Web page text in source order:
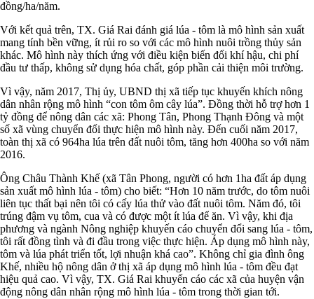
đồng/ha/năm.
Với kết quả trên, TX. Giá Rai đánh giá lúa - tôm là mô hình sản xuất
mang tính bền vững, ít rủi ro so với các mô hình nuôi trồng thủy sản
khác. Mô hình này thích ứng với điều kiện biến đổi khí hậu, chi phí
đầu tư thấp, không sử dụng hóa chất, góp phần cải thiện môi trường.
Vì vậy, năm 2017, Thị ủy, UBND thị xã tiếp tục khuyến khích nông
dân nhân rộng mô hình “con tôm ôm cây lúa”. Đồng thời hỗ trợ hơn 1
tỷ đồng để nông dân các xã: Phong Tân, Phong Thạnh Đông và một
số xã vùng chuyển đổi thực hiện mô hình này. Đến cuối năm 2017,
toàn thị xã có 964ha lúa trên đất nuôi tôm, tăng hơn 400ha so với năm
2016.
Ông Châu Thành Khế (xã Tân Phong, người có hơn 1ha đất áp dụng
sản xuất mô hình lúa - tôm) cho biết: “Hơn 10 năm trước, do tôm nuôi
liên tục thất bại nên tôi có cấy lúa thử vào đất nuôi tôm. Năm đó, tôi
trúng đậm vụ tôm, cua và có được một ít lúa để ăn. Vì vậy, khi địa
phương và ngành Nông nghiệp khuyến cáo chuyển đổi sang lúa - tôm,
tôi rất đồng tình và đi đầu trong việc thực hiện. Áp dụng mô hình này,
tôm và lúa phát triển tốt, lợi nhuận khá cao”. Không chỉ gia đình ông
Khế, nhiều hộ nông dân ở thị xã áp dụng mô hình lúa - tôm đều đạt
hiệu quả cao. Vì vậy, TX. Giá Rai khuyến cáo các xã của huyện vận
động nông dân nhân rộng mô hình lúa - tôm trong thời gian tới.